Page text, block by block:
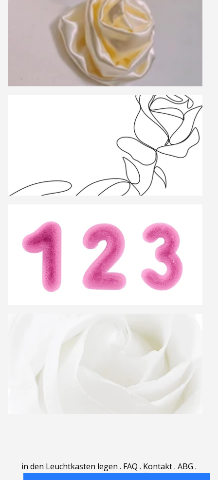
in den Leuchtkasten legen . FAQ . Kontakt. ABG .